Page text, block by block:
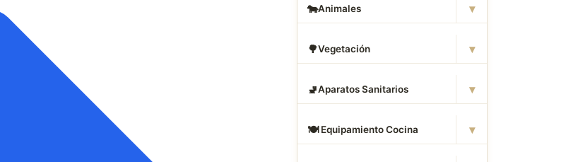
🐄Animales ▾
🌳Vegetación ▾
🚽Aparatos Sanitarios ▾
🍽️ Equipamiento Cocina ▾